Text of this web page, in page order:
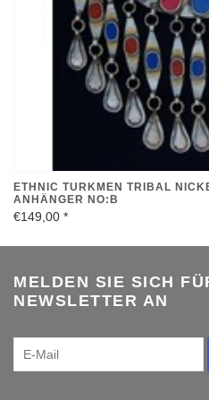
ETHNIC TURKMEN TRIBAL
ANHÄNGER NO:B
€149,00 *
MELDEN SIE SICH
NEWSLETTER AN